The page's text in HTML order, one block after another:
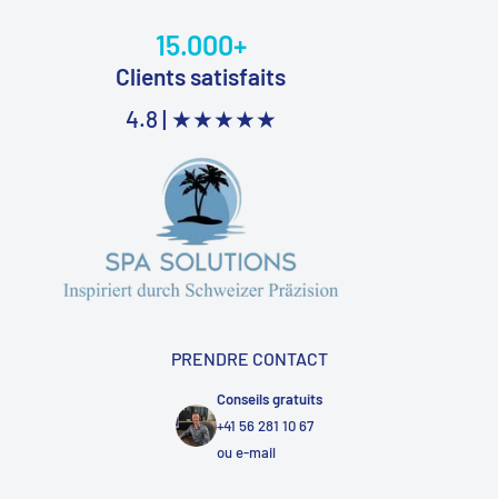
15.000+
Clients satisfaits
4.8 | ★★★★★
PRENDRE CONTACT
Conseils gratuits
+41 56 281 10 67
oue-mail